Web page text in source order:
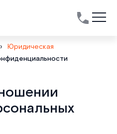
›
Юридическая